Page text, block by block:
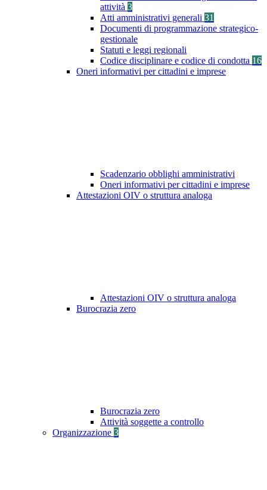
attività 3
Atti amministrativi generali 31
Documenti di programmazione strategico-
gestionale
Statuti e leggi regionali
Codice disciplinare e codice di condotta 16
Oneri informativi per cittadini e imprese
Scadenzario obblighi amministrativi
Oneri informativi per cittadini e imprese
Attestazioni OIV o struttura analoga
Attestazioni OIV o struttura analoga
Burocrazia zero
Burocrazia zero
Attività soggette a controllo
Organizzazione 3